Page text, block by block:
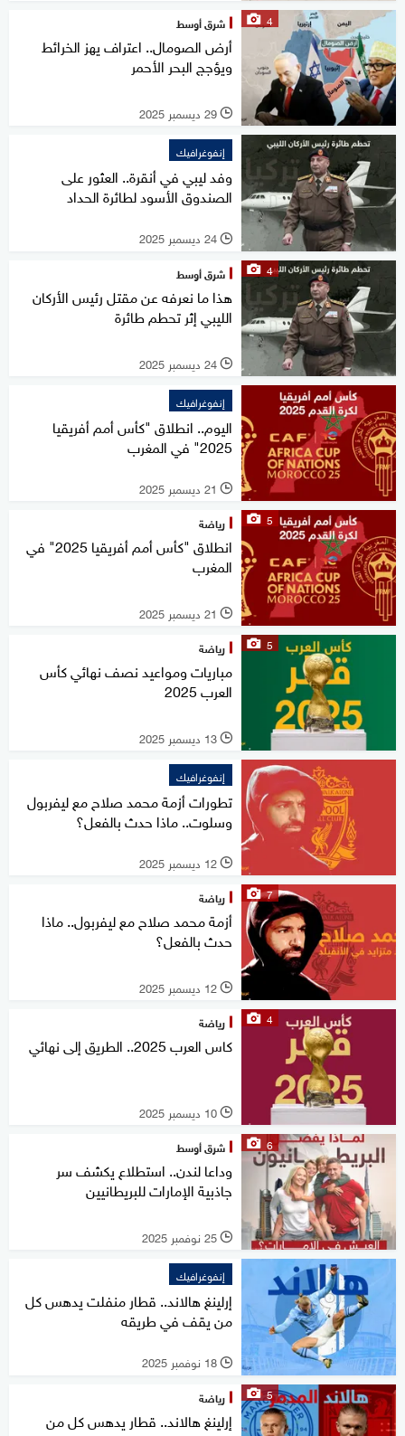
4 شرق أوسط
أرض الصومال.. اعتراف يهز الخرائط
ويؤجج البحر الأحمر
l 29 ديسمبر 2025
إنفوغرافيك
وفد ليبي في أنقرة.. العثور على
الصندوق الأسود لطائرة الحداد
l 24 ديسمبر 2025
4 شرق أوسط
هذا ما نعرفه عن مقتل رئيس الأركان
الليبي إثر تحطم طائرة
l 24 ديسمبر 2025
إنفوغرافيك
اليوم.. انطلاق "كأس أمم أفريقيا
2025" في المغرب
l 21 ديسمبر 2025
5 رياضة
انطلاق "كأس أمم أفريقيا 2025" في
المغرب
l 21 ديسمبر 2025
5 رياضة
مباريات ومواعيد نصف نهائي كأس
العرب 2025
l 13 ديسمبر 2025
إنفوغرافيك
تطورات أزمة محمد صلاح مع ليفربول
وسلوت.. ماذا حدث بالفعل؟
l 12 ديسمبر 2025
7 رياضة
أزمة محمد صلاح مع ليفربول.. ماذا
حدث بالفعل؟
l 12 ديسمبر 2025
4 رياضة
كاس العرب 2025.. الطريق إلى نهائي
l 10 ديسمبر 2025
6 شرق أوسط
وداعا لندن.. استطلاع يكشف سر
جاذبية الإمارات للبريطانيين
l 25 نوفمبر 2025
إنفوغرافيك
إرلينغ هالاند.. قطار منفلت يدهس كل
من يقف في طريقه
l 18 نوفمبر 2025
5 رياضة
إرلينغ هالاند.. قطار يدهس كل من